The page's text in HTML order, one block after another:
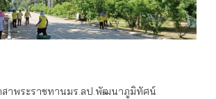
สาพระราชทานมร.ลป.พัฒนาภูมิทัศน์